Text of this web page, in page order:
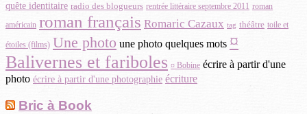
quête identitaire radio des blogueurs rentrée littéraire septembre 2011 roman
américain roman français Romaric Cazaux tag théâtre toile et
étoiles (films) Une photo une photo quelques mots ¤
Balivernes et fariboles ¤ Bobine écrire à partir d'une
photo écrire à partir d'une photographie écriture
Bric à Book